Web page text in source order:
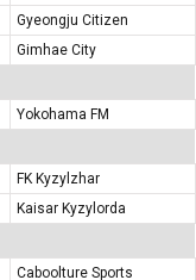
Gyeongju Citizen
Gimhae City
Yokohama FM
FK Kyzylzhar
Kaisar Kyzylorda
Caboolture Sports